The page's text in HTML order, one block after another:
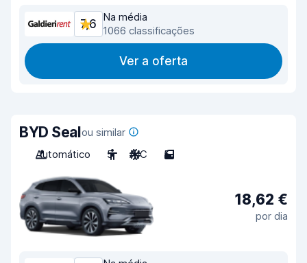
7,6
Na média
1066 classificações
Ver a oferta
BYD Sealou similar
Automático
5 A/C 5
18,62 €
por dia